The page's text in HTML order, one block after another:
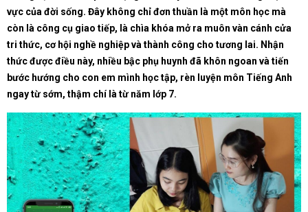
vực của đời sống. Đây không chỉ đơn thuần là một môn học mà
còn là công cụ giao tiếp, là chìa khóa mở ra muôn vàn cánh cửa
tri thức, cơ hội nghề nghiệp và thành công cho tương lai. Nhận
thức được điều này, nhiều bậc phụ huynh đã khôn ngoan và tiến
bước hướng cho con em mình học tập, rèn luyện môn Tiếng Anh
ngay từ sớm, thậm chí là từ năm lớp 7.